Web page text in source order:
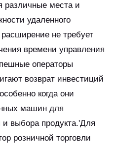
различные места и
удаленного
не требует
времени управления
операторы
возврат инвестиций
когда они
машин для
выбора продукта.'Для
розничной торговли